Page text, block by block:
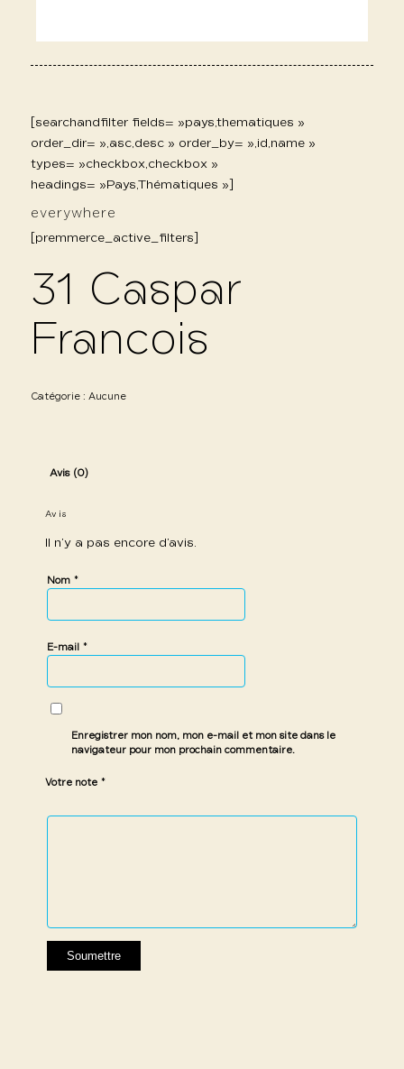
[searchandfilter fields= »pays,thematiques »
order_dir= »,asc,desc » order_by= »,id,name »
types= »checkbox,checkbox »
headings= »Pays,Thématiques »]
everywhere
[premmerce_active_filters]
31 Caspar
Francois
Catégorie : Aucune
Avis (0)
Avis
Il n’y a pas encore d’avis.
Nom *
E-mail *
Enregistrer mon nom, mon e-mail et mon site dans le
navigateur pour mon prochain commentaire.
Votre note *
1 étoile
2 étoiles
3 étoiles
4 étoiles
5 étoiles